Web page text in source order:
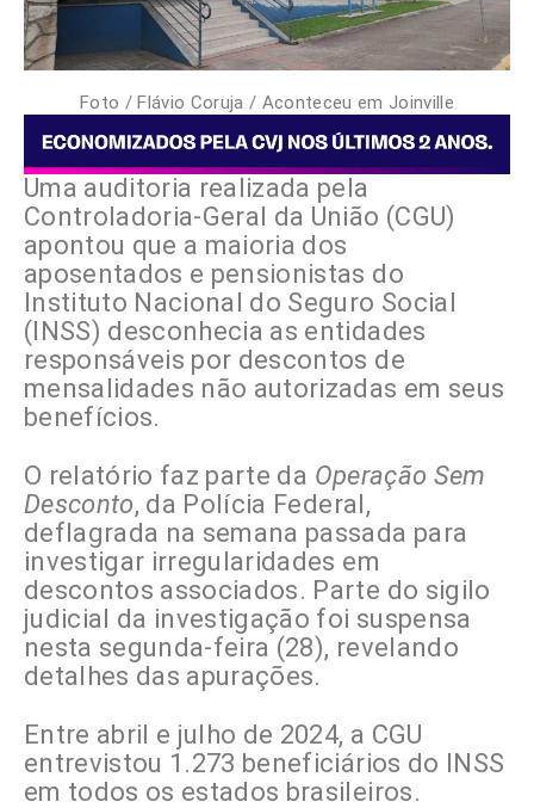
Foto / Flávio Coruja / Aconteceu em Joinville
Uma auditoria realizada pela
Controladoria-Geral da União (CGU)
apontou que a maioria dos
aposentados e pensionistas do
Instituto Nacional do Seguro Social
(INSS) desconhecia as entidades
responsáveis por descontos de
mensalidades não autorizadas em seus
benefícios.
O relatório faz parte da Operação Sem
Desconto, da Polícia Federal,
deflagrada na semana passada para
investigar irregularidades em
descontos associados. Parte do sigilo
judicial da investigação foi suspensa
nesta segunda-feira (28), revelando
detalhes das apurações.
Entre abril e julho de 2024, a CGU
entrevistou 1.273 beneficiários do INSS
em todos os estados brasileiros.